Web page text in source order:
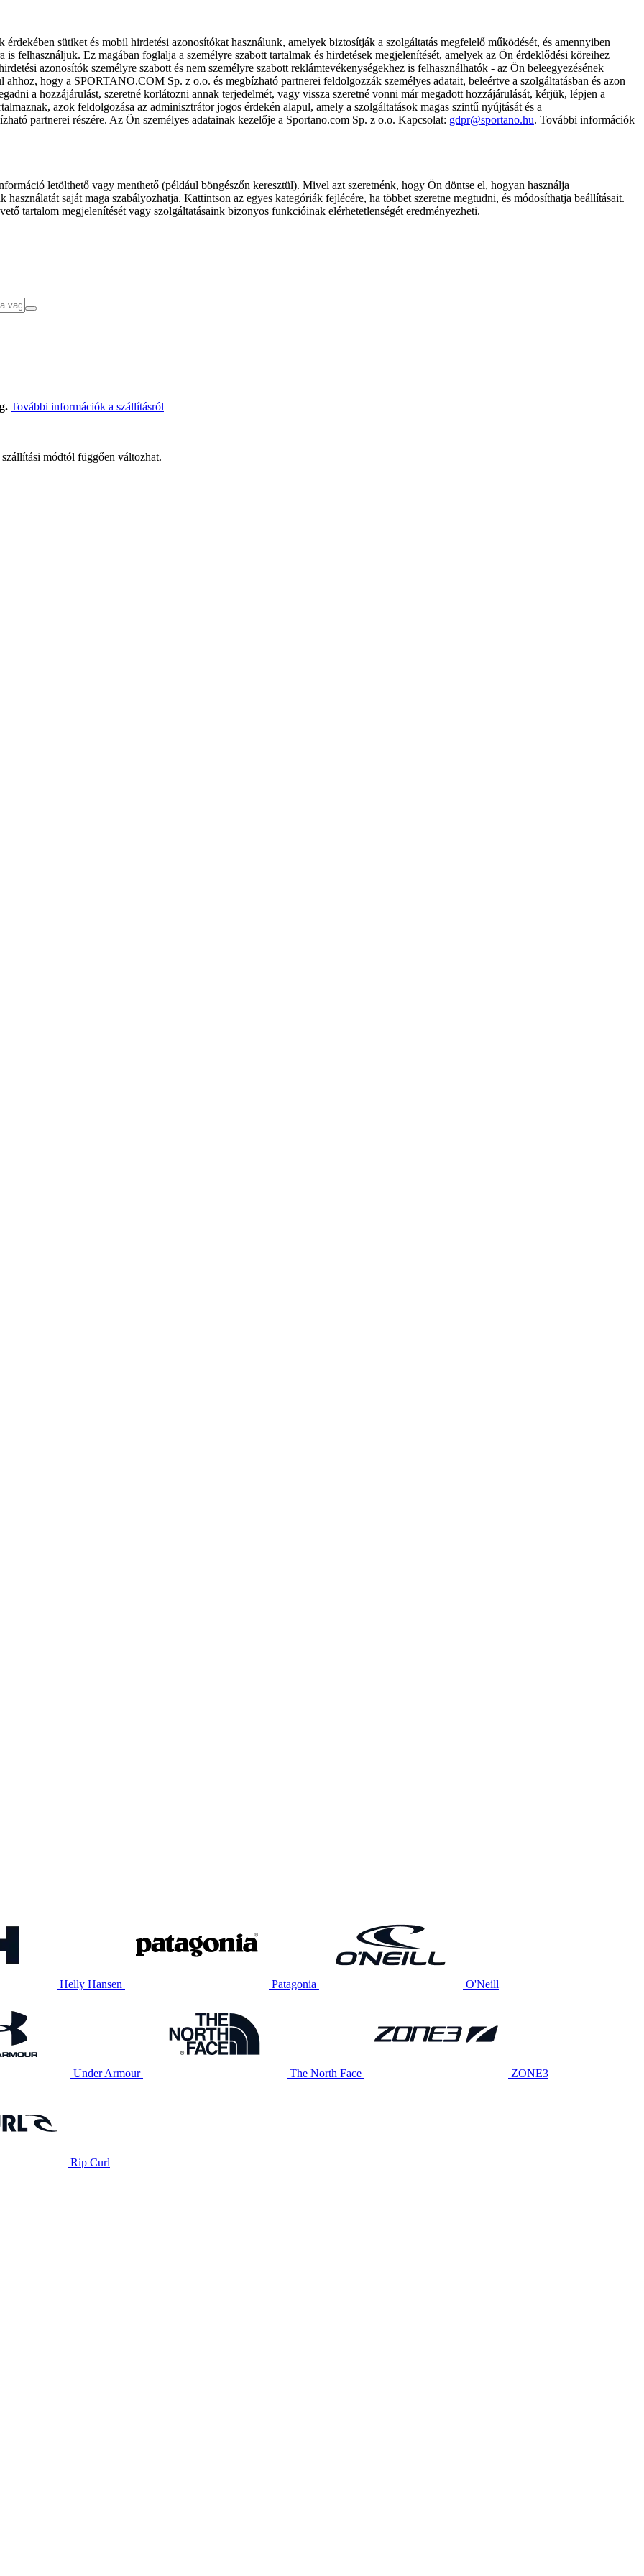
sütiket és mobil hirdetési azonosítókat használunk, amelyek biztosítják a szolgáltatás megfelelő működését, és amennyiben
is felhasználjuk. Ez magában foglalja a személyre szabott tartalmak és hirdetések megjelenítését, amelyek az Ön érdeklődési köreihez
azonosítók személyre szabott és nem személyre szabott reklámtevékenységekhez is felhasználhatók - az Ön beleegyezésének
hogy a SPORTANO.COM Sp. z o.o. és megbízható partnerei feldolgozzák személyes adatait, beleértve a szolgáltatásban és azon
a hozzájárulást, szeretné korlátozni annak terjedelmét, vagy vissza szeretné vonni már megadott hozzájárulását, kérjük, lépjen a
azok feldolgozása az adminisztrátor jogos érdekén alapul, amely a szolgáltatások magas szintű nyújtását és a
partnerei részére. Az Ön személyes adatainak kezelője a Sportano.com Sp. z o.o. Kapcsolat: gdpr@sportano.hu. További információk
letölthető vagy menthető (például böngészőn keresztül). Mivel azt szeretnénk, hogy Ön döntse el, hogyan használja
saját maga szabályozhatja. Kattintson az egyes kategóriák fejlécére, ha többet szeretne megtudni, és módosíthatja beállításait.
tartalom megjelenítését vagy szolgáltatásaink bizonyos funkcióinak elérhetetlenségét eredményezheti.
További információk a szállításról
módtól függően változhat.
Helly Hansen Patagonia O'Neill
Under Armour The North Face ZONE3
Rip Curl